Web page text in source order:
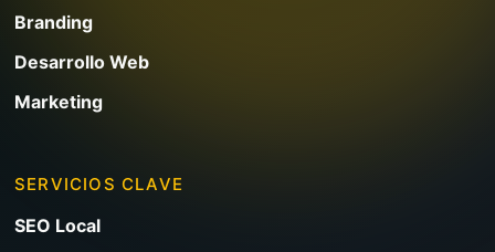
Branding
Desarrollo Web
Marketing
SERVICIOS CLAVE
SEO Local